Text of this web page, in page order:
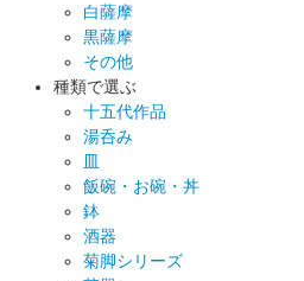
白薩摩
黒薩摩
その他
種類で選ぶ
十五代作品
湯呑み
皿
飯碗・お碗・丼
鉢
酒器
菊脚シリーズ